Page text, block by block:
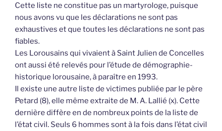
Cette liste ne constitue pas un martyrologe, puisque
nous avons vu que les déclarations ne sont pas
exhaustives et que toutes les déclarations ne sont pas
fiables.
Les Lorousains qui vivaient à Saint Julien de Concelles
ont aussi été relevés pour l’étude de démographie-
historique lorousaine, à paraître en 1993.
Il existe une autre liste de victimes publiée par le père
Petard (8), elle même extraite de M. A. Lallié (x). Cette
dernière diffère en de nombreux points de la liste de
l’état civil. Seuls 6 hommes sont à la fois dans l’état civil